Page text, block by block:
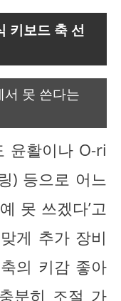
키보드 축 선
못 쓴다는
윤활이나 O-ri
) 등으로 어느
못 쓰겠다’고
게 추가 장비
의 키감 좋아
분히 조절 가